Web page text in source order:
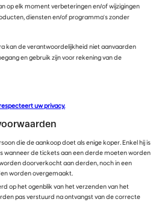
op elk moment verbeteringen en/of wijzigingen
diensten en/of programma's zonder
kan de verantwoordelijkheid niet aanvaarden
en gebruik zijn voor rekening van de
uw privacy.
die de aankoop doet als enige koper. Enkel hij is
wanneer de tickets aan een derde moeten worden
doorverkocht aan derden, noch in een
worden overgemaakt.
op het ogenblik van het verzenden van het
pas verstuurd na ontvangst van de correcte